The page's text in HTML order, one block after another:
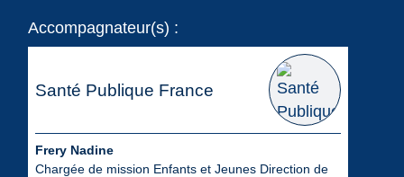
Accompagnateur(s) :
Santé Publique France
Frery Nadine
Chargée de mission Enfants et Jeunes Direction de